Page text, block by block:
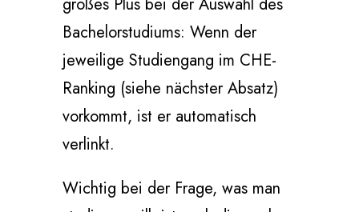
Bachelorstudiums: Wenn der
jeweilige Studiengang im CHE-
Ranking (siehe nächster Absatz)
vorkommt, ist er automatisch
verlinkt.
Wichtig bei der Frage, was man